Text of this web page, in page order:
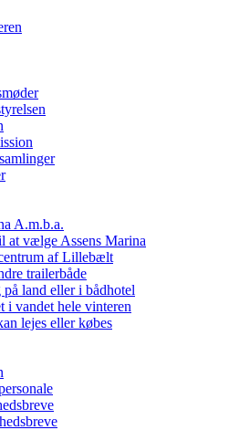
A.m.b.a.
at vælge Assens Marina
af Lillebælt
trailerbåde
land eller i bådhotel
i vandet hele vinteren
lejes eller købes